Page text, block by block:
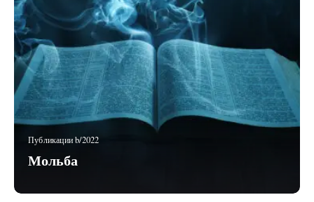
Публикации b/2022
Мольба